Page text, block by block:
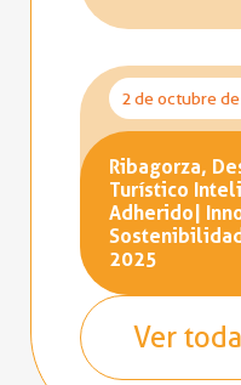
2 de octubre
Ribagorza,
Turístico
Adherido|
Sostenibilidad
2025
Ver